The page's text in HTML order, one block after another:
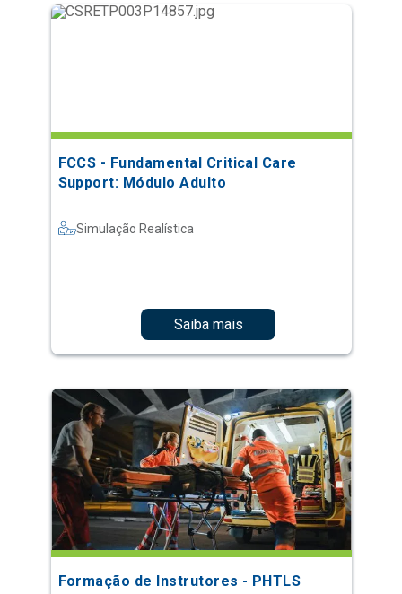
FCCS - Fundamental Critical Care
Support: Módulo Adulto
Simulação Realística
Saiba mais
Formação de Instrutores - PHTLS